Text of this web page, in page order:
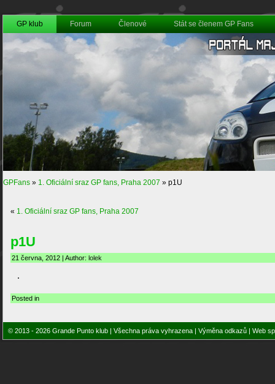
GP klub Forum Členové Stát se členem GP Fans
GPFans » 1. Oficiální sraz GP fans, Praha 2007 » p1U
« 1. Oficiální sraz GP fans, Praha 2007
p1U
21 června, 2012 | Author: lolek
Posted in
© 2013 - 2026 Grande Punto klub | Všechna práva vyhrazena | Výměna odkazů | Web